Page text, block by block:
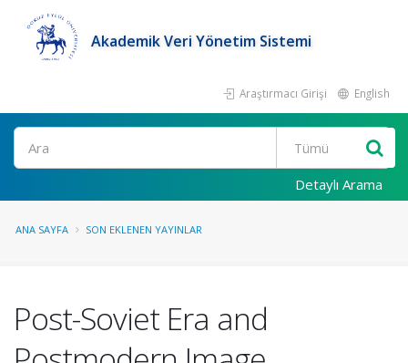
Akademik Veri Yönetim Sistemi
Araştırmacı Girişi English
Ara
Detaylı Arama
ANA SAYFA SON EKLENEN YAYINLAR
Post-Soviet Era and